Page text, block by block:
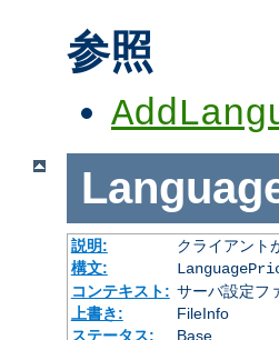
参照
説明:
クライアント
構文:
コンテキスト: サーバ設定フ
上書き:
FileInfo
ステータス:
Base